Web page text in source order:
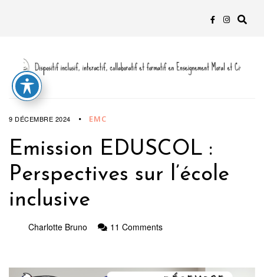
9 DÉCEMBRE 2024 EMC
Emission EDUSCOL :
Perspectives sur l’école
inclusive
Charlotte Bruno 11 Comments